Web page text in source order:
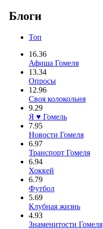
Блоги
Топ
16.36
Афиша Гомеля
13.34
Опросы
12.96
Своя колокольня
9.29
Я ♥ Гомель
7.95
Новости Гомеля
6.97
Транспорт Гомеля
6.94
Хоккей
6.79
Футбол
5.69
Клубная жизнь
4.93
Знаменитости Гомеля